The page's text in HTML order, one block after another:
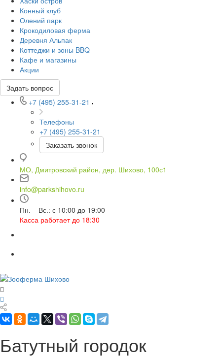
Конный клуб
Олений парк
Крокодиловая ферма
Деревня Альпак
Коттеджи и зоны BBQ
Кафе и магазины
Акции
Задать вопрос
+7 (495) 255-31-21
Телефоны
+7 (495) 255-31-21
Заказать звонок
МО, Дмитровский район, дер. Шихово, 100с1
info@parkshihovo.ru
Пн. – Вс.: с 10:00 до 19:00
Касса работает до 18:30
Батутный городок